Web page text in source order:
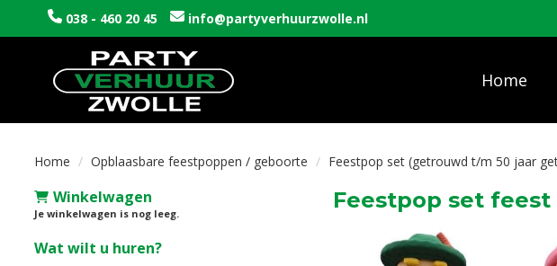
038 - 460 20 45 info@partyverhuurzwolle.nl
Home
Home Opblaasbare feestpoppen / geboorte Feestpop set (getrouwd t/m 50 jaar
Winkelwagen
Je winkelwagen is nog leeg.
Wat wilt u huren?
Feestpop set